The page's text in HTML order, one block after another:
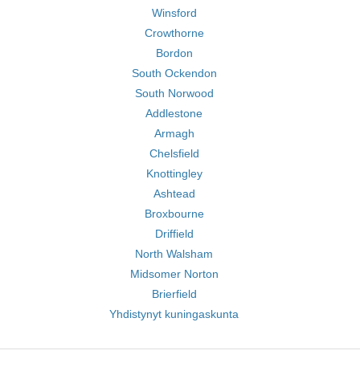
Winsford
Crowthorne
Bordon
South Ockendon
South Norwood
Addlestone
Armagh
Chelsfield
Knottingley
Ashtead
Broxbourne
Driffield
North Walsham
Midsomer Norton
Brierfield
Yhdistynyt kuningaskunta